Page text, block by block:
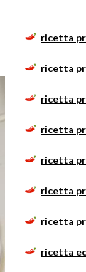
ricetta
ricetta
ricetta
ricetta
ricetta
ricetta
ricetta
ricetta